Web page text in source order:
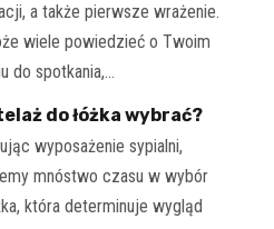
a także pierwsze wrażenie.
wiele powiedzieć o Twoim
do spotkania,…
do łóżka wybrać?
wyposażenie sypialni,
mnóstwo czasu w wybór
która determinuje wygląd